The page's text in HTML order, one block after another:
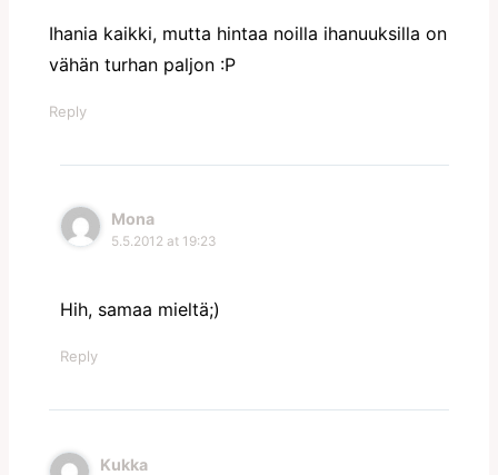
Ihania kaikki, mutta hintaa noilla ihanuuksilla on
vähän turhan paljon :P
Reply
Mona
5.5.2012 at 19:23
Hih, samaa mieltä;)
Reply
Kukka